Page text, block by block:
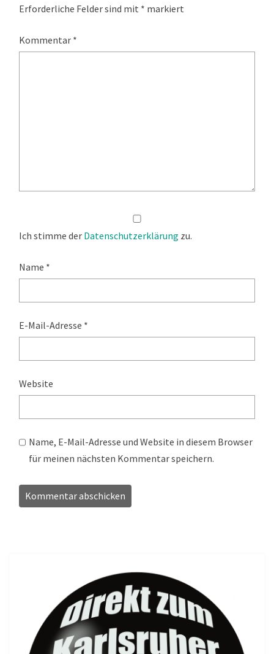
Erforderliche Felder sind mit * markiert
Kommentar *
Ich stimme der Datenschutzerklärung zu.
Name *
E-Mail-Adresse *
Website
Name, E-Mail-Adresse und Website in diesem Browser
für meinen nächsten Kommentar speichern.